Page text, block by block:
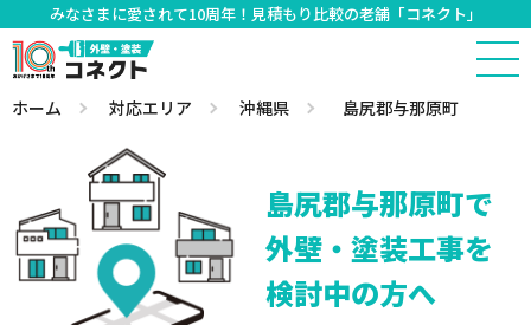
みなさまに愛されて10周年！見積もり比較の老舗「コネクト」
ホーム 対応エリア 沖縄県 島尻郡与那原町
島尻郡与那原町で
外壁・塗装工事を
検討中の方へ